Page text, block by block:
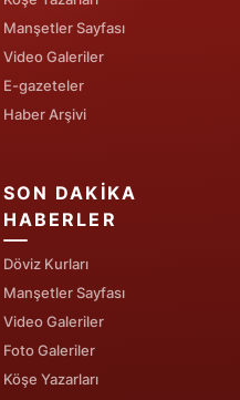
Manşetler Sayfası
Video Galeriler
E-gazeteler
Haber Arşivi
SON DAKIKA
HABERLER
Döviz Kurları
Manşetler Sayfası
Video Galeriler
Foto Galeriler
Köşe Yazarları